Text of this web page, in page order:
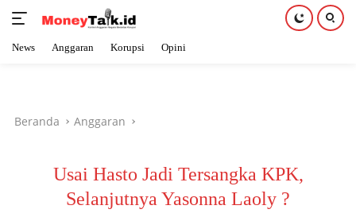
News Anggaran Korupsi Opini
Beranda Anggaran
Usai Hasto Jadi Tersangka KPK,
Selanjutnya Yasonna Laoly ?